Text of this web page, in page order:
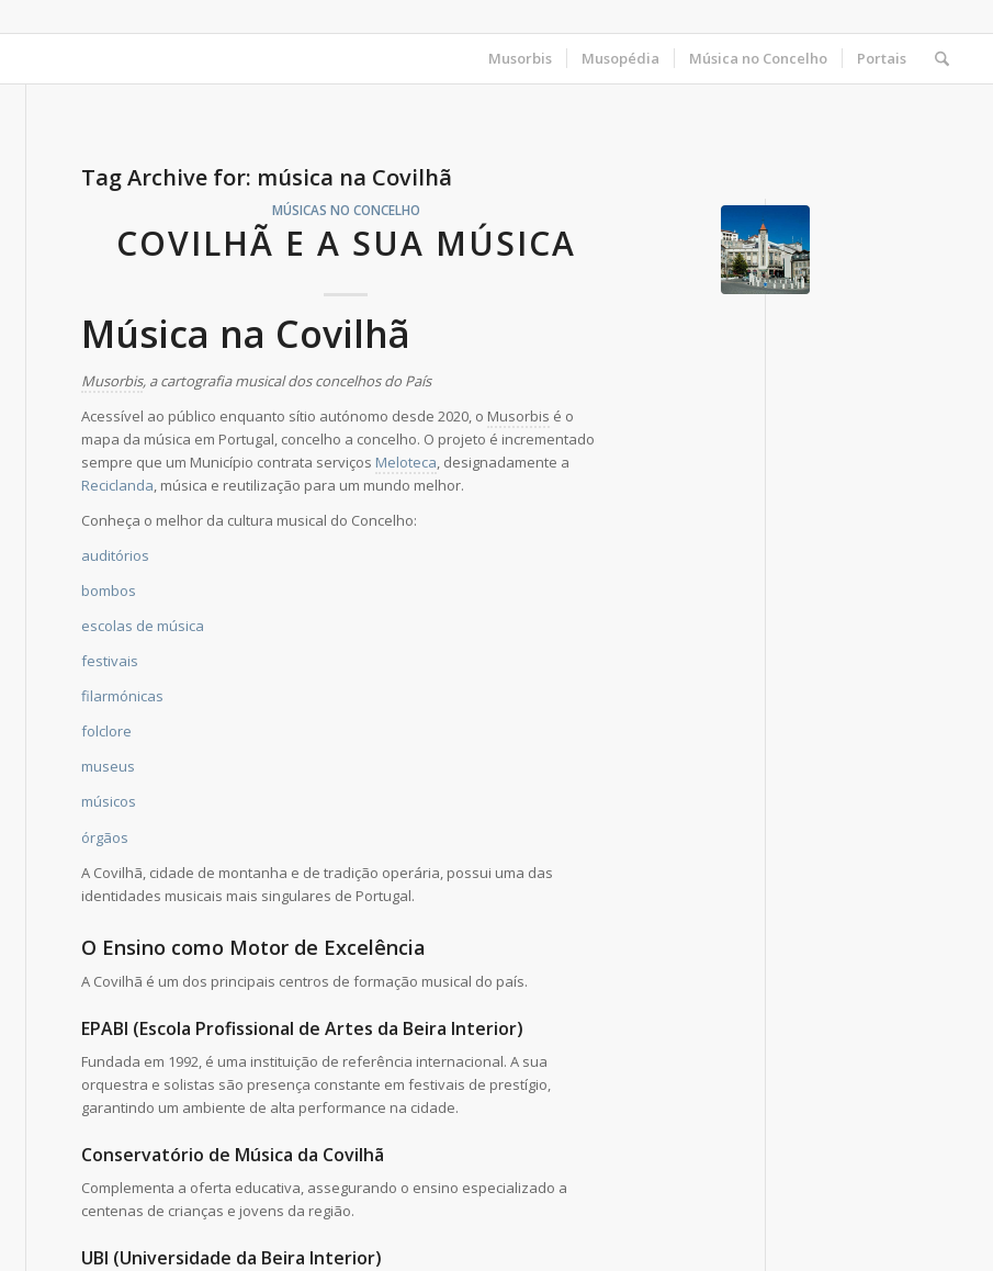
Musorbis Musopédia Música no Concelho Portais
Tag Archive for: música na Covilhã
MÚSICAS NO CONCELHO
COVILHÃ E A SUA MÚSICA
Música na Covilhã
Musorbis, a cartografia musical dos concelhos do País
Acessível ao público enquanto sítio autónomo desde 2020, o Musorbis é o
mapa da música em Portugal, concelho a concelho. O projeto é incrementado
sempre que um Município contrata serviços Meloteca, designadamente a
Reciclanda, música e reutilização para um mundo melhor.
Conheça o melhor da cultura musical do Concelho:
auditórios
bombos
escolas de música
festivais
filarmónicas
folclore
museus
músicos
órgãos
A Covilhã, cidade de montanha e de tradição operária, possui uma das
identidades musicais mais singulares de Portugal.
O Ensino como Motor de Excelência
A Covilhã é um dos principais centros de formação musical do país.
EPABI (Escola Profissional de Artes da Beira Interior)
Fundada em 1992, é uma instituição de referência internacional. A sua
orquestra e solistas são presença constante em festivais de prestígio,
garantindo um ambiente de alta performance na cidade.
Conservatório de Música da Covilhã
Complementa a oferta educativa, assegurando o ensino especializado a
centenas de crianças e jovens da região.
UBI (Universidade da Beira Interior)